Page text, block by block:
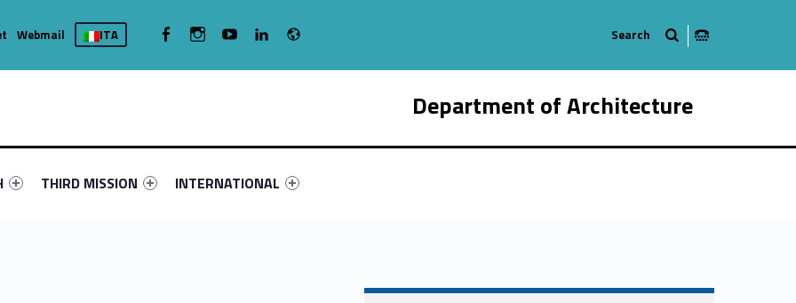
Department of Architecture
98282-4
#link-menu-primary-45780-16
Link identifier #link-menu-primary-18195-19
THIRD MISSION
Link identifier #link-menu-primary-26976-21
INTERNATIONAL
Webmail ITA WebMan on FacebookWebMan on InstagramWebMan on YoutubeWebMan on Linkedin